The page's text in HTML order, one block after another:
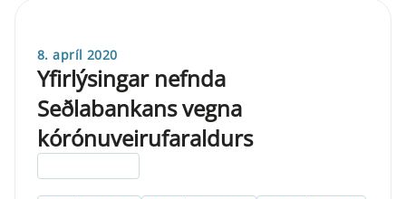
8. apríl 2020
Yfirlýsingar nefnda
Seðlabankans vegna
kórónuveirufaraldurs